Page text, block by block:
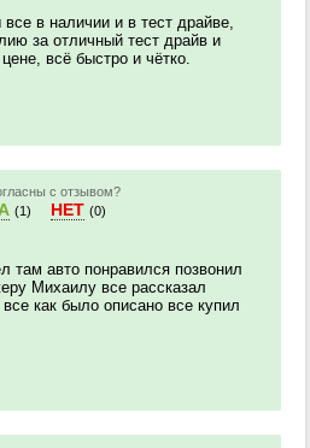
в наличии и в тест драйве,
за отличный тест драйв и
всё быстро и чётко.
с отзывом?
(1) НЕТ (0)
там авто понравился позвонил
Михаилу все рассказал
как было описано все купил